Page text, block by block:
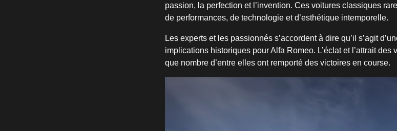
passion, la perfection et l’invention. Ces voitures classiques
de performances, de technologie et d’esthétique intemporelle.
Les experts et les passionnés s’accordent à dire qu’il s’agit
implications historiques pour Alfa Romeo. L’éclat et l’attrait des
que nombre d’entre elles ont remporté des victoires en course.